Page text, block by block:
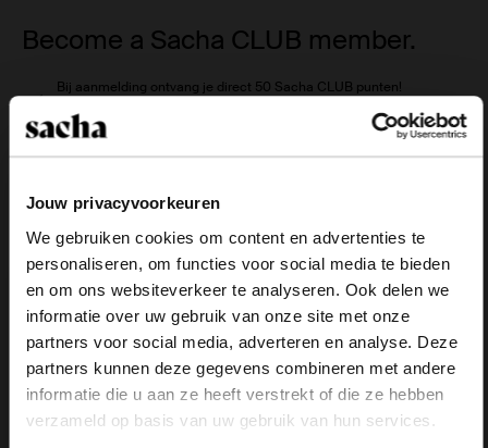
Jouw privacyvoorkeuren
We gebruiken cookies om content en advertenties te
personaliseren, om functies voor social media te bieden
en om ons websiteverkeer te analyseren. Ook delen we
informatie over uw gebruik van onze site met onze
partners voor social media, adverteren en analyse. Deze
partners kunnen deze gegevens combineren met andere
informatie die u aan ze heeft verstrekt of die ze hebben
verzameld op basis van uw gebruik van hun services.
Become a Sacha CLUB member.
Bij aanmelding ontvang je direct 50 Sacha CLUB punten!
Wanneer je 200 punten hebt gespaard ontvang je een voucher ter
Registreren
Over Sacha
×
View this website in English?
It looks like your language isn't Dutch. Would
you like to switch to English?